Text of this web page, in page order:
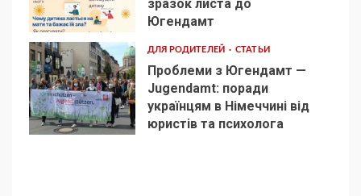
4
зразок листа до
Югендамт
5
ДЛЯ РОДИТЕЛЕЙ СТАТЬИ
Проблеми з Югендамт —
Jugendamt: поради
українцям в Німеччині від
юристів та психолога